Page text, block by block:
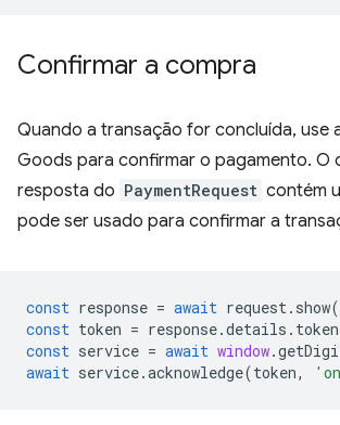
Confirmar a compra
Quando a transação for concluída, use
Goods para confirmar o pagamento. O
resposta do PaymentRequest contém
pode ser usado para confirmar a
const response = await request. show
const token = response.details . token
const service = await window.
await service.acknowledge(token,